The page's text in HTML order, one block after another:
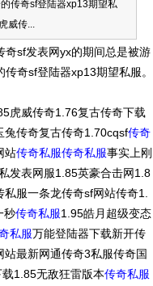
传奇sf登陆器xp13期望私
威传...
奇sf发表网yx的期间总是被游
奇sf登陆器xp13期望私服。
虎威传奇1.76复古传奇下载
兔传奇复古传奇1.70cqsf传奇
站传奇私服传奇私服事实上刚
发表网服1.85英豪合击网1.8
私服一条龙传奇sf网站传奇1.
秒传奇私服1.95皓月超级变态
私服万能登陆器下载新开传
站最新网通传奇3私服传奇国
1.85无敌狂雷版本传奇私服